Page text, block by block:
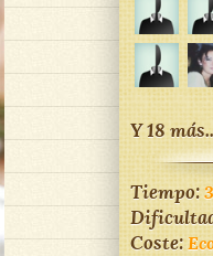
Y 18
Tiempo:
Coste: